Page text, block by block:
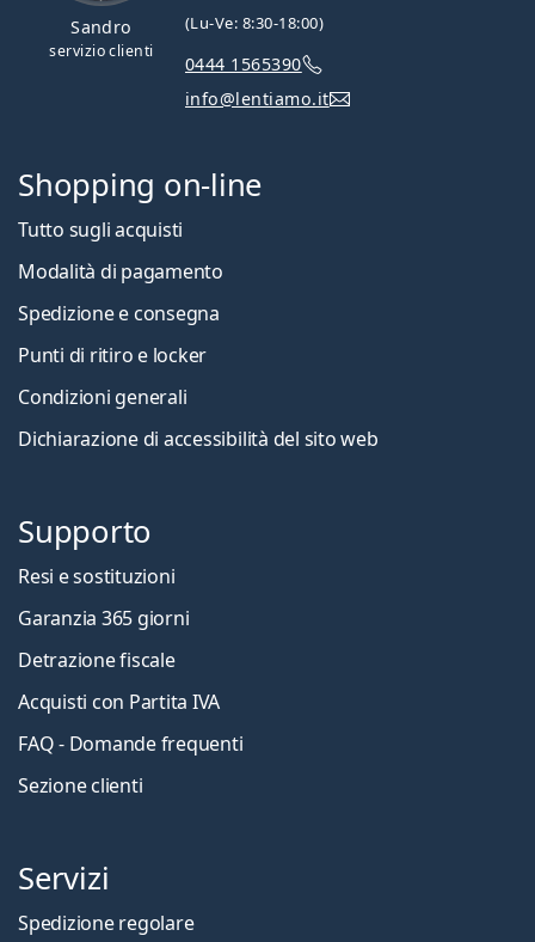
Sandro
servizio clienti
(Lu-Ve: 8:30-18:00)
0444 1565390
info@lentiamo.it
Shopping on-line
Tutto sugli acquisti
Modalità di pagamento
Spedizione e consegna
Punti di ritiro e locker
Condizioni generali
Dichiarazione di accessibilità del sito web
Supporto
Resi e sostituzioni
Garanzia 365 giorni
Detrazione fiscale
Acquisti con Partita IVA
FAQ - Domande frequenti
Sezione clienti
Servizi
Spedizione regolare